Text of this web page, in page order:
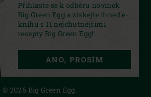
YOUTUBE
PRIVACY STATEMENT
© 2026 Big Green Egg.
Přihlaste se k odběru novinek
Big Green Egg a získejte ihned e-
knihu s 11 nejchutnějšími
recepty Big Green Egg!
ANO, PROSÍM